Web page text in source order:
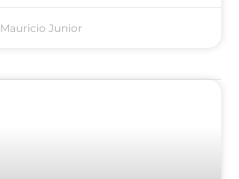
Mauricio Junior